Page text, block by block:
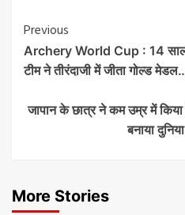
Post
Navigation
Previous
Archery World Cup : 14 साल
टीम ने तीरंदाजी में जीता गोल्ड
जापान के छात्र ने कम उम्र में
बनाया
More Stories